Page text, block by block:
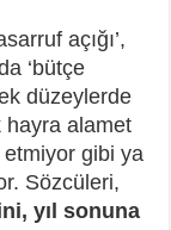
açığı’,
‘bütçe
düzeylerde
hayra alamet
gibi ya
Sözcüleri,
yıl sonuna